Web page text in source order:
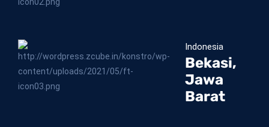
Indonesia
Bekasi,
Jawa
Barat